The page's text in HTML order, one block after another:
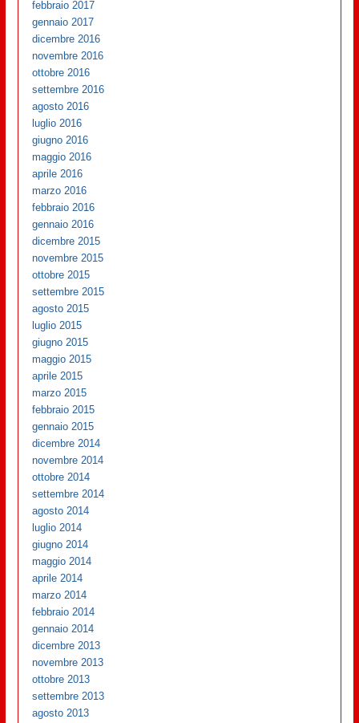
febbraio 2017
gennaio 2017
dicembre 2016
novembre 2016
ottobre 2016
settembre 2016
agosto 2016
luglio 2016
giugno 2016
maggio 2016
aprile 2016
marzo 2016
febbraio 2016
gennaio 2016
dicembre 2015
novembre 2015
ottobre 2015
settembre 2015
agosto 2015
luglio 2015
giugno 2015
maggio 2015
aprile 2015
marzo 2015
febbraio 2015
gennaio 2015
dicembre 2014
novembre 2014
ottobre 2014
settembre 2014
agosto 2014
luglio 2014
giugno 2014
maggio 2014
aprile 2014
marzo 2014
febbraio 2014
gennaio 2014
dicembre 2013
novembre 2013
ottobre 2013
settembre 2013
agosto 2013